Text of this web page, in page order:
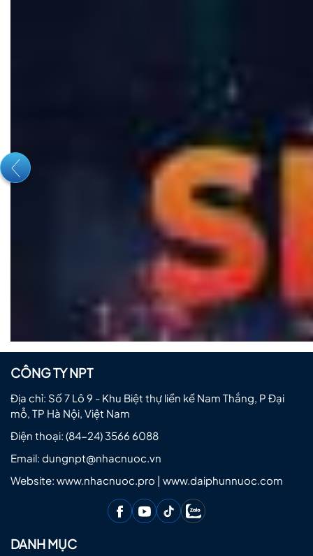
CÔNG TY NPT
Địa chỉ: Số 7 Lô 9 - Khu Biệt thự liền kề Nam Thắng, P Đại
mỗ, TP Hà Nội, Việt Nam
Điện thoại: (84-24) 3566 6088
Email: dungnpt@nhacnuoc.vn
Website: www.nhacnuoc.pro | www.daiphunnuoc.com
DANH MỤC